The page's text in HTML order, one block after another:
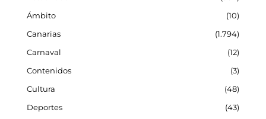
Ámbito
10
Canarias
1.794
Carnaval
12
Contenidos
3
Cultura
48
Deportes
43